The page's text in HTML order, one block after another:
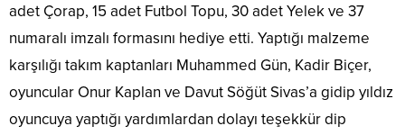
adet Çorap, 15 adet Futbol Topu, 30 adet Yelek ve 37
numaralı imzalı formasını hediye etti. Yaptığı malzeme
karşılığı takım kaptanları Muhammed Gün, Kadir Biçer,
oyuncular Onur Kaplan ve Davut Söğüt Sivas’a gidip yıldız
oyuncuya yaptığı yardımlardan dolayı teşekkür dip